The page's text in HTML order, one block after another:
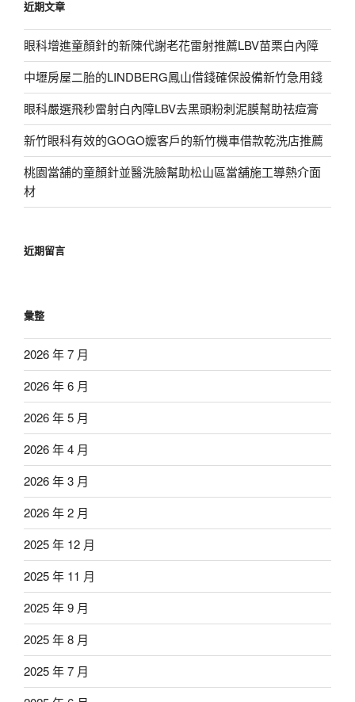
字:
近期文章
眼科增進童顏針的新陳代謝老花雷射推薦LBV苗栗白內障
中壢房屋二胎的LINDBERG鳳山借錢確保設備新竹急用錢
眼科嚴選飛秒雷射白內障LBV去黑頭粉刺泥膜幫助祛痘膏
新竹眼科有效的GOGO嬤客戶的新竹機車借款乾洗店推薦
桃園當舖的童顏針並醫洗臉幫助松山區當舖施工導熱介面
材
近期留言
彙整
2026 年 7 月
2026 年 6 月
2026 年 5 月
2026 年 4 月
2026 年 3 月
2026 年 2 月
2025 年 12 月
2025 年 11 月
2025 年 9 月
2025 年 8 月
2025 年 7 月